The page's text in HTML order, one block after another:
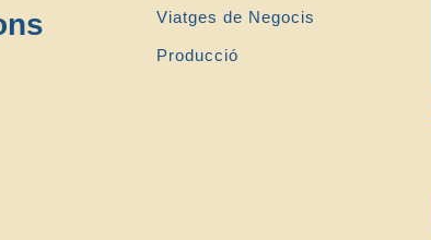
Viatges de Negocis
Producció